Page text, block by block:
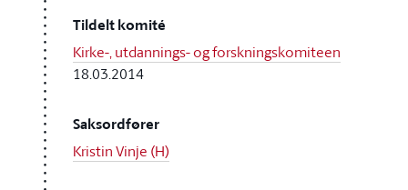
Tildelt komité
Kirke-, utdannings- og forskningskomiteen
18.03.2014
Saksordfører
Kristin Vinje (H)